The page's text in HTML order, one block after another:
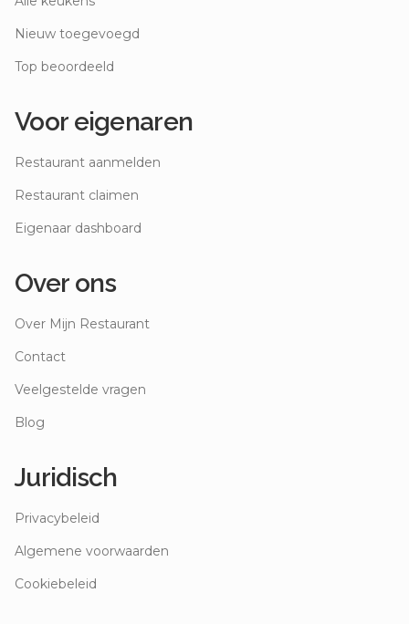
Nieuw toegevoegd
Top beoordeeld
Voor eigenaren
Restaurant aanmelden
Restaurant claimen
Eigenaar dashboard
Over ons
Over Mijn Restaurant
Contact
Veelgestelde vragen
Blog
Juridisch
Privacybeleid
Algemene voorwaarden
Cookiebeleid